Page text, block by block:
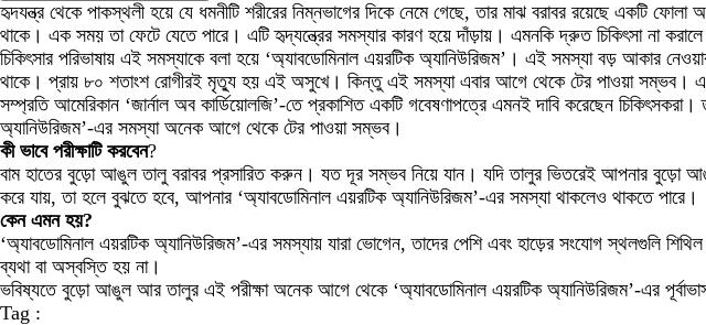
হৃদযন্ত্র থেকে পাকস্থলী হয়ে যে ধমনীটি শরীরের নিম্নভাগের দিকে নেমে গেছে, তার মাঝ বরাবর রয়েছে একটি
থাকে। এক সময় তা ফেটে যেতে পারে। এটি হৃদ্‌যন্ত্রের সমস্যার কারণ হয়ে দাঁড়ায়। এমনকি দ্রুত চিকিৎসা না
চিকিৎসার পরিভাষায় এই সমস্যাকে বলা হয়ে ‘অ্যাবডোমিনাল এয়রটিক অ্যানিউরিজম’। এই সমস্যা বড় আকার
থাকে। প্রায় ৮০ শতাংশ রোগীরই মৃত্যু হয় এই অসুখে। কিন্তু এই সমস্যা এবার আগে থেকে টের পাওয়া সম্ভব।
সম্প্রতি আমেরিকান ‘জার্নাল অব কার্ডিয়োলজি’-তে প্রকাশিত একটি গবেষণাপত্রে এমনই দাবি করেছেন
অ্যানিউরিজম’-এর সমস্যা অনেক আগে থেকে টের পাওয়া সম্ভব।
কী ভাবে পরীক্ষাটি করবেন?
বাম হাতের বুড়ো আঙুল তালু বরাবর প্রসারিত করুন। যত দূর সম্ভব নিয়ে যান। যদি তালুর ভিতরেই আপনার বুড়ো
করে যায়, তা হলে বুঝতে হবে, আপনার ‘অ্যাবডোমিনাল এয়রটিক অ্যানিউরিজম’-এর সমস্যা থাকলেও থাকতে পারে।
কেন এমন হয়?
‘অ্যাবডোমিনাল এয়রটিক অ্যানিউরিজম’-এর সমস্যায় যারা ভোগেন, তাদের পেশি এবং হাড়ের সংযোগ স্থলগুলি
ব্যথা বা অস্বস্তি হয় না।
ভবিষ্যতে বুড়ো আঙুল আর তালুর এই পরীক্ষা অনেক আগে থেকে ‘অ্যাবডোমিনাল এয়রটিক অ্যানিউরিজম’-এর
Tag :